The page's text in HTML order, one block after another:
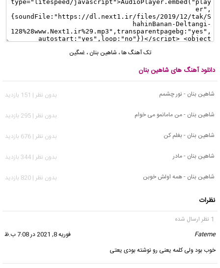
تک آهنگ ها، شاهین بنان ،غمگین
دانلود آهنگ های شاهین بنان
شاهین بنان - نور چشمم
بدون نظر | 151 بازدید
شاهین بنان - من مامانمو می خوام
بدون نظر | 295 بازدید
شاهین بنان - بغلم کن
بدون نظر | 676 بازدید
شاهین بنان - مادر
بدون نظر | 344 بازدید
شاهین بنان - همه اولش خوبن
بدون نظر | 820 بازدید
نظرات
1 نظر ارسال شده
Fateme
فوریه 8, 2021 در 7:08 ب.ظ
خوب بود ولی کلمه یعنی رو نوشته بودی یعتی